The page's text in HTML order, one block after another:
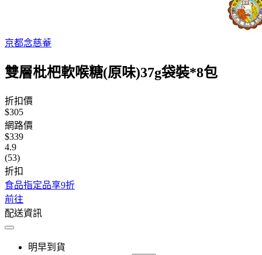
京都念慈菴
雙層枇杷軟喉糖(原味)37g袋裝*8包
折扣價
$305
網路價
$339
4.9
(53)
折扣
食品指定品享9折
前往
配送資訊
明早到貨